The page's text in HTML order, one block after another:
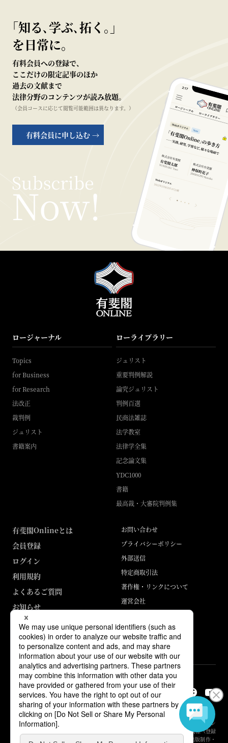
｢知る､学ぶ､拓く｡｣
を日常に。
有料会員への登録で、
ここだけの限定記事のほか
過去の文献まで
法律分野のコンテンツが読み放題。
（会員コースに応じて閲覧可能範囲は異なります。）
有料会員に申し込む →
ロージャーナル
Topics
for Business
for Research
法改正
裁判例
ジュリスト
書籍案内
ローライブラリー
ジュリスト
重要判例解説
論究ジュリスト
判例百選
民商法雑誌
法学教室
法律学全集
記念論文集
YDC1000
書籍
最高裁・大審院判例集
有斐閣Onlineとは
会員登録
ログイン
利用規約
よくあるご質問
お知らせ
お問い合わせ
プライバシーポリシー
外部送信
特定商取引法
著作権・リンクについて
運営会社
ABJマークは、この電子書店・電子書籍配信サービスが、著作権者からコン
テンツ使用許諾を得た正規版配信サービスであることを示す登録商標（登録
番号 第6091713号）です。詳しくは［ABJマーク］または［電子出版制作・